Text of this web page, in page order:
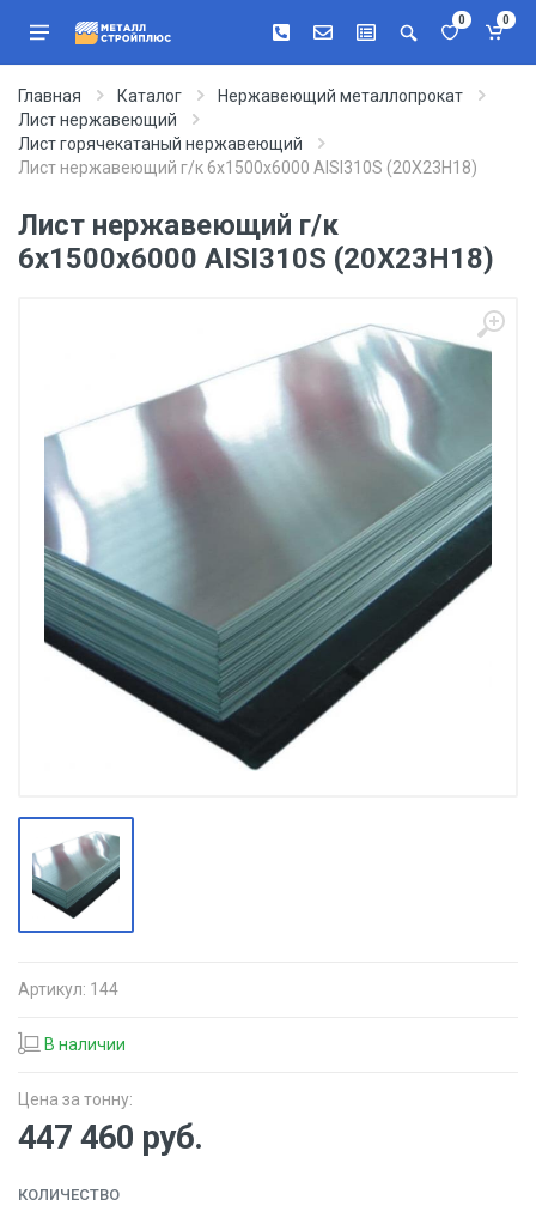
0 0
Главная Каталог
Нержавеющий металлопрокат
Лист нержавеющий
Лист горячекатаный нержавеющий
Лист нержавеющий г/к 6х1500х6000 AISI310S (20Х23Н18)
Лист нержавеющий г/к
6х1500х6000 AISI310S (20Х23Н18)
Артикул: 144
В наличии
Цена за тонну:
447 460 руб.
КОЛИЧЕСТВО